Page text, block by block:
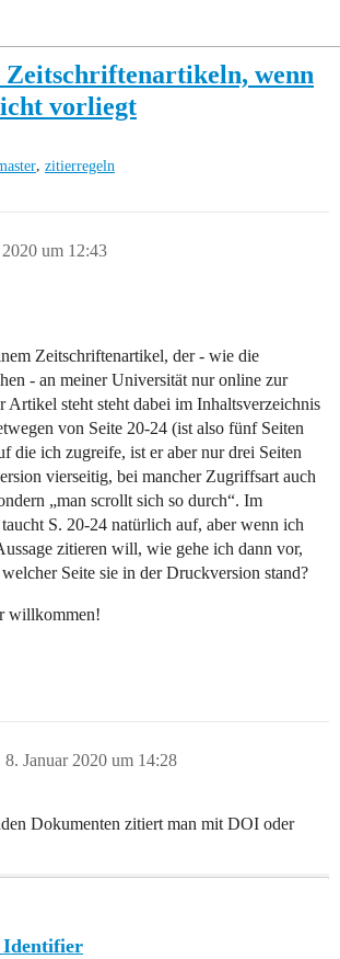
wenn
vorliegt
, zitierregeln
um 12:43
Zeitschriftenartikel, der - wie die
- an meiner Universität nur online zur
Artikel steht steht dabei im Inhaltsverzeichnis
von Seite 20-24 (ist also fünf Seiten
die ich zugreife, ist er aber nur drei Seiten
vierseitig, bei mancher Zugriffsart auch
„man scrollt sich so durch“. Im
S. 20-24 natürlich auf, aber wenn ich
zitieren will, wie gehe ich dann vor,
Seite sie in der Druckversion stand?
willkommen!
8. Januar 2020 um 14:28
Dokumenten zitiert man mit DOI oder